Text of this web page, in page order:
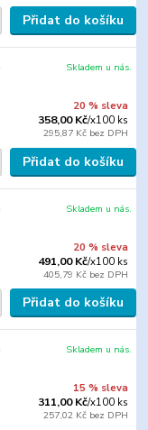
Přidat do košíku
20 % sleva
358,00 Kč/x100 ks
295,87 Kč bez DPH
Skladem u nás.
Přidat do košíku
20 % sleva
491,00 Kč/x100 ks
405,79 Kč bez DPH
Skladem u nás.
Přidat do košíku
15 % sleva
311,00 Kč/x100 ks
257,02 Kč bez DPH
Skladem u nás.